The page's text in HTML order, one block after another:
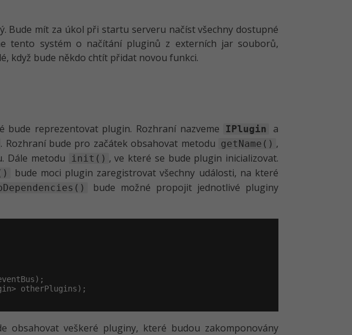
Bude mít za úkol při startu serveru načíst všechny dostupné
tento systém o načítání pluginů z externích jar souborů,
když bude někdo chtít přidat novou funkci.
bude reprezentovat plugin. Rozhraní nazveme IPlugin
a
. Rozhraní bude pro začátek obsahovat metodu getName() ,
Dále metodu
init() , ve které se bude plugin inicializovat.
bude moci plugin zaregistrovat všechny události, na které
bude možné propojit jednotlivé pluginy
otherPlugins);
obsahovat veškeré pluginy, které budou zakomponovány